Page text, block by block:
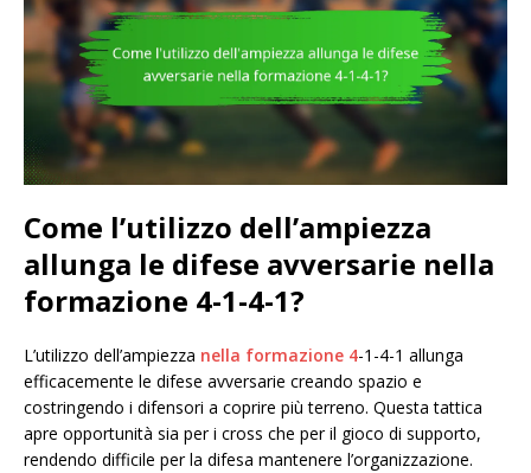
Come l’utilizzo dell’ampiezza
allunga le difese avversarie nella
formazione 4-1-4-1?
L’utilizzo dell’ampiezza nella formazione 4-1-4-1 allunga
efficacemente le difese avversarie creando spazio e
costringendo i difensori a coprire più terreno. Questa tattica
apre opportunità sia per i cross che per il gioco di supporto,
rendendo difficile per la difesa mantenere l’organizzazione.